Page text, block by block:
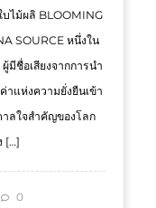
ไม้ผลิ BLOOMING
SOURCE หนึ่งใน
ชื่อเสียงจากการนำ
แห่งความยั่งยืนเข้า
ลใจสำคัญของโลก
[…]
0